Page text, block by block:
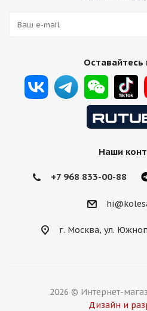
Оставайтесь
Наши
+7 968 833-00-88
г. Москва, ул.
2026 © Интернет-
Дизайн и